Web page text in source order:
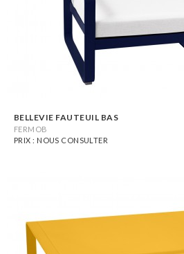
BELLEVIE FAUTEUIL BAS
FERMOB
PRIX : NOUS CONSULTER